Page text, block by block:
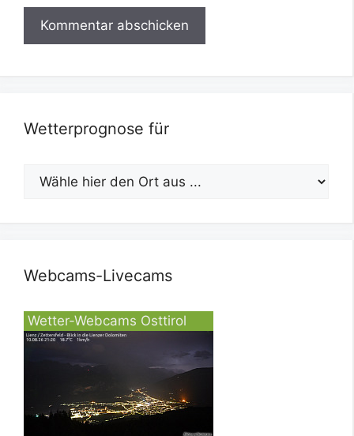
Wetterprognose für
Webcams-Livecams
Wetter-Webcams Osttirol